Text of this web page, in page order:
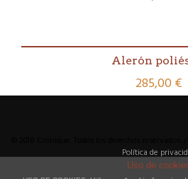
Alerón
285,00€
Política de
Diseño y creación web por
Uso de